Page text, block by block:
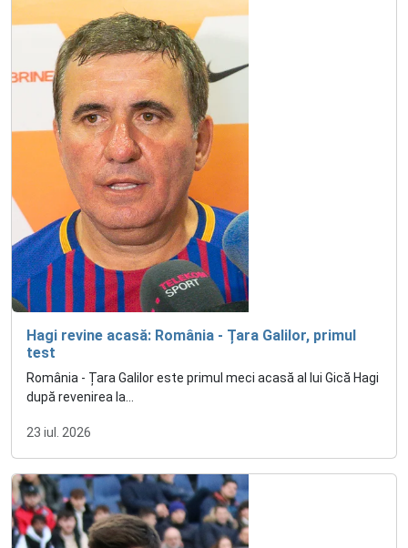
Hagi revine acasă: România - Țara Galilor, primul
test
România - Țara Galilor este primul meci acasă al lui Gică Hagi
după revenirea la...
23 iul. 2026